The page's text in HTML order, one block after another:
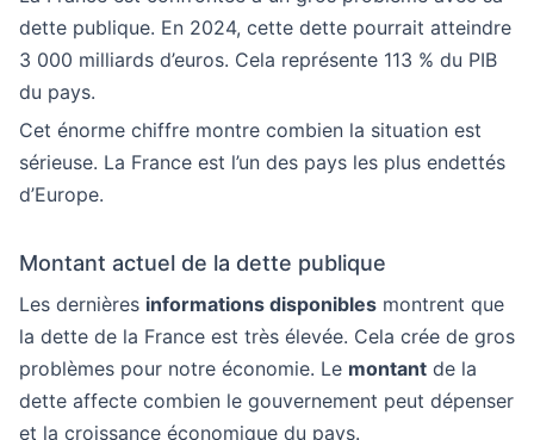
dette publique. En 2024, cette dette pourrait atteindre
3 000 milliards d’euros. Cela représente 113 % du PIB
du pays.
Cet énorme chiffre montre combien la situation est
sérieuse. La France est l’un des pays les plus endettés
d’Europe.
Montant actuel de la dette publique
Les dernières informations disponibles montrent que
la dette de la France est très élevée. Cela crée de gros
problèmes pour notre économie. Le montant de la
dette affecte combien le gouvernement peut dépenser
et la croissance économique du pays.